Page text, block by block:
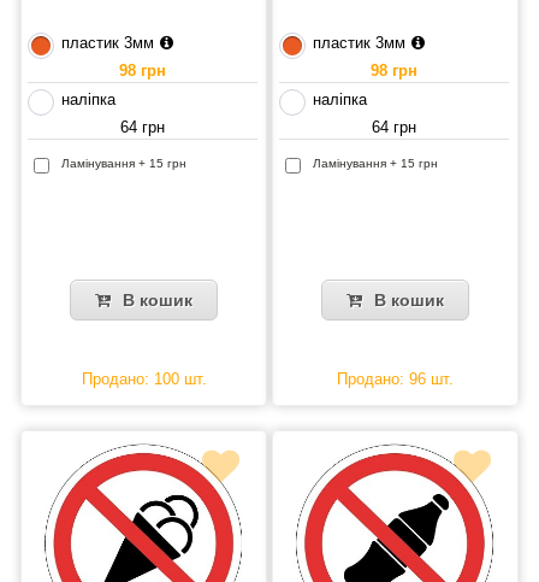
пластик 3мм
98 грн
наліпка
64 грн
Ламінування + 15 грн
В кошик
Продано: 100 шт.
пластик 3мм
98 грн
наліпка
64 грн
Ламінування + 15 грн
В кошик
Продано: 96 шт.